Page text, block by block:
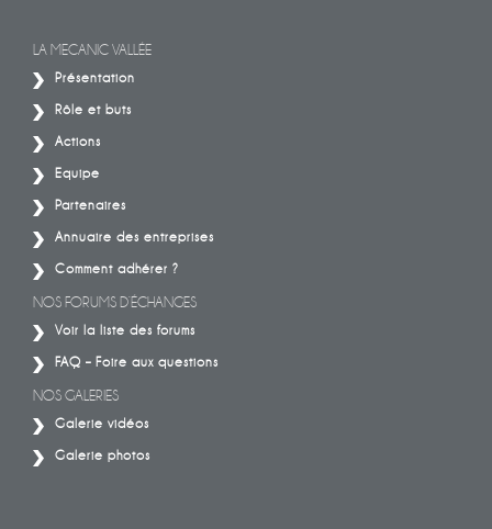
LA MECANIC VALLÉE
Présentation
Rôle et buts
Actions
Equipe
Partenaires
Annuaire des entreprises
Comment adhérer ?
NOS FORUMS D’ÉCHANGES
Voir la liste des forums
FAQ – Foire aux questions
NOS GALERIES
Galerie vidéos
Galerie photos